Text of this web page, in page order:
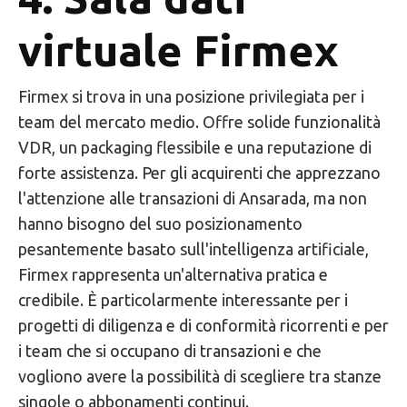
virtuale Firmex
Firmex si trova in una posizione privilegiata per i
team del mercato medio. Offre solide funzionalità
VDR, un packaging flessibile e una reputazione di
forte assistenza. Per gli acquirenti che apprezzano
l'attenzione alle transazioni di Ansarada, ma non
hanno bisogno del suo posizionamento
pesantemente basato sull'intelligenza artificiale,
Firmex rappresenta un'alternativa pratica e
credibile. È particolarmente interessante per i
progetti di diligenza e di conformità ricorrenti e per
i team che si occupano di transazioni e che
vogliono avere la possibilità di scegliere tra stanze
singole o abbonamenti continui.